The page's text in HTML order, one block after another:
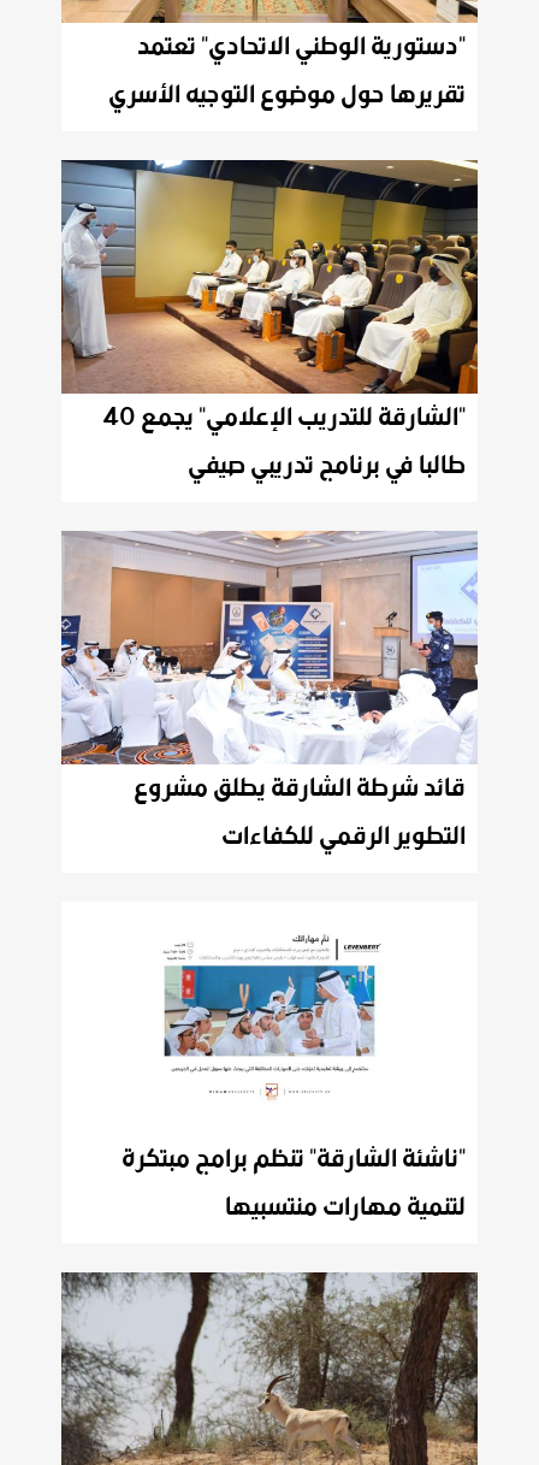
"دستورية الوطني الاتحادي" تعتمد
تقريرها حول موضوع التوجيه الأسري
"الشارقة للتدريب الإعلامي" يجمع 40
طالبا في برنامج تدريبي صيفي
قائد شرطة الشارقة يطلق مشروع
التطوير الرقمي للكفاءات
"ناشئة الشارقة" تنظم برامج مبتكرة
لتنمية مهارات منتسبيها